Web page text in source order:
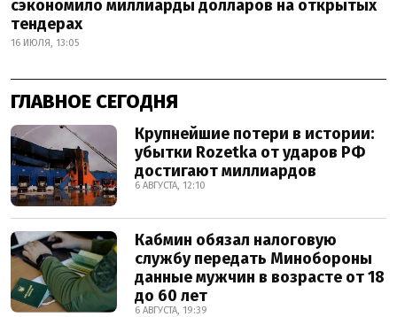
сэкономило миллиарды долларов на открытых
тендерах
16 ИЮЛЯ, 13:05
ГЛАВНОЕ СЕГОДНЯ
Крупнейшие потери в истории:
убытки Rozetka от ударов РФ
достигают миллиардов
6 АВГУСТА, 12:10
Кабмин обязал налоговую
службу передать Минобороны
данные мужчин в возрасте от 18
до 60 лет
6 АВГУСТА, 19:39